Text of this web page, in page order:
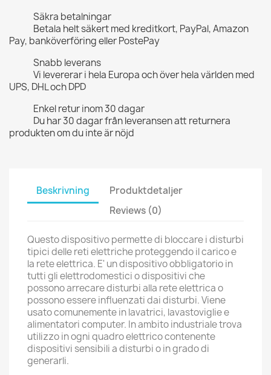
Säkra betalningar
Betala helt säkert med kreditkort, PayPal, Amazon
Pay, banköverföring eller PostePay
Snabb leverans
Vi levererar i hela Europa och över hela världen med
UPS, DHL och DPD
Enkel retur inom 30 dagar
Du har 30 dagar från leveransen att returnera
produkten om du inte är nöjd
Beskrivning
Produktdetaljer
Reviews (0)
Questo dispositivo permette di bloccare i disturbi
tipici delle reti elettriche proteggendo il carico e
la rete elettrica. E' un dispositivo obbligatorio in
tutti gli elettrodomestici o dispositivi che
possono arrecare disturbi alla rete elettrica o
possono essere influenzati dai disturbi. Viene
usato comunemente in lavatrici, lavastoviglie e
alimentatori computer. In ambito industriale trova
utilizzo in ogni quadro elettrico contenente
dispositivi sensibili a disturbi o in grado di
generarli.